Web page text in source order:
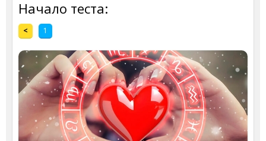
Начало теста:
< 1